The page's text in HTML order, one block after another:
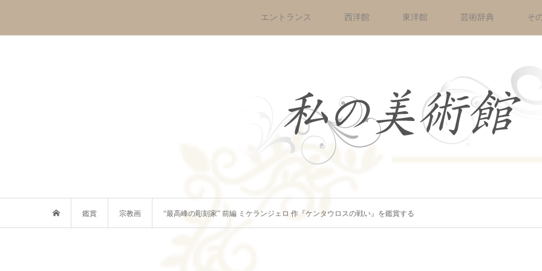
エントランス 西洋館 東洋館 芸術辞典 そ
鑑賞 宗教画 “最高峰の彫刻家” 前編 ミケランジェロ 作『ケンタウロスの戦い』を鑑賞する